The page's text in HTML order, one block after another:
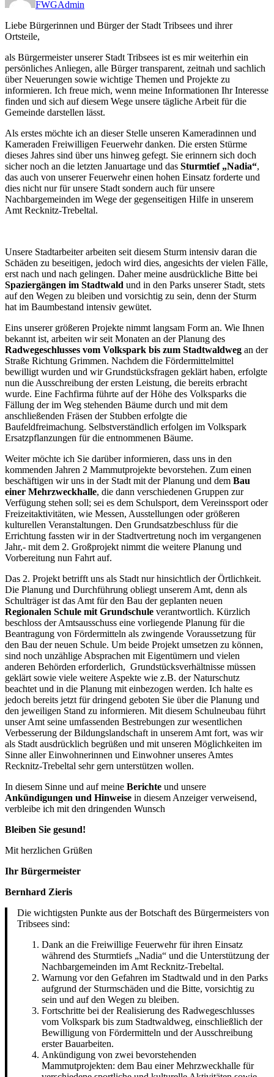
FWGAdmin
Liebe Bürgerinnen und Bürger der Stadt Tribsees und ihrer
Ortsteile,
als Bürgermeister unserer Stadt Tribsees ist es mir weiterhin ein
persönliches Anliegen, alle Bürger transparent, zeitnah und sachlich
über Neuerungen sowie wichtige Themen und Projekte zu
informieren. Ich freue mich, wenn meine Informationen Ihr Interesse
finden und sich auf diesem Wege unsere tägliche Arbeit für die
Gemeinde darstellen lässt.
Als erstes möchte ich an dieser Stelle unseren Kameradinnen und
Kameraden Freiwilligen Feuerwehr danken. Die ersten Stürme
dieses Jahres sind über uns hinweg gefegt. Sie erinnern sich doch
sicher noch an die letzten Januartage und das Sturmtief „Nadia“,
das auch von unserer Feuerwehr einen hohen Einsatz forderte und
dies nicht nur für unsere Stadt sondern auch für unsere
Nachbargemeinden im Wege der gegenseitigen Hilfe in unserem
Amt Recknitz-Trebeltal.
Unsere Stadtarbeiter arbeiten seit diesem Sturm intensiv daran die
Schäden zu beseitigen, jedoch wird dies, angesichts der vielen Fälle,
erst nach und nach gelingen. Daher meine ausdrückliche Bitte bei
Spaziergängen im Stadtwald und in den Parks unserer Stadt, stets
auf den Wegen zu bleiben und vorsichtig zu sein, denn der Sturm
hat im Baumbestand intensiv gewütet.
Eins unserer größeren Projekte nimmt langsam Form an. Wie Ihnen
bekannt ist, arbeiten wir seit Monaten an der Planung des
Radwegeschlusses vom Volkspark bis zum Stadtwaldweg an der
Straße Richtung Grimmen. Nachdem die Fördermittelmittel
bewilligt wurden und wir Grundstücksfragen geklärt haben, erfolgte
nun die Ausschreibung der ersten Leistung, die bereits erbracht
wurde. Eine Fachfirma führte auf der Höhe des Volksparks die
Fällung der im Weg stehenden Bäume durch und mit dem
anschließenden Fräsen der Stubben erfolgte die
Baufeldfreimachung. Selbstverständlich erfolgen im Volkspark
Ersatzpflanzungen für die entnommenen Bäume.
Weiter möchte ich Sie darüber informieren, dass uns in den
kommenden Jahren 2 Mammutprojekte bevorstehen. Zum einen
beschäftigen wir uns in der Stadt mit der Planung und dem Bau
einer Mehrzweckhalle, die dann verschiedenen Gruppen zur
Verfügung stehen soll; sei es dem Schulsport, dem Vereinssport oder
Freizeitaktivitäten, wie Messen, Ausstellungen oder größeren
kulturellen Veranstaltungen. Den Grundsatzbeschluss für die
Errichtung fassten wir in der Stadtvertretung noch im vergangenen
Jahr,- mit dem 2. Großprojekt nimmt die weitere Planung und
Vorbereitung nun Fahrt auf.
Das 2. Projekt betrifft uns als Stadt nur hinsichtlich der Örtlichkeit.
Die Planung und Durchführung obliegt unserem Amt, denn als
Schulträger ist das Amt für den Bau der geplanten neuen
Regionalen Schule mit Grundschule verantwortlich. Kürzlich
beschloss der Amtsausschuss eine vorliegende Planung für die
Beantragung von Fördermitteln als zwingende Voraussetzung für
den Bau der neuen Schule. Um beide Projekt umsetzen zu können,
sind noch unzählige Absprachen mit Eigentümern und vielen
anderen Behörden erforderlich, Grundstücksverhältnisse müssen
geklärt sowie viele weitere Aspekte wie z.B. der Naturschutz
beachtet und in die Planung mit einbezogen werden. Ich halte es
jedoch bereits jetzt für dringend geboten Sie über die Planung und
den jeweiligen Stand zu informieren. Mit diesem Schulneubau führt
unser Amt seine umfassenden Bestrebungen zur wesentlichen
Verbesserung der Bildungslandschaft in unserem Amt fort, was wir
als Stadt ausdrücklich begrüßen und mit unseren Möglichkeiten im
Sinne aller Einwohnerinnen und Einwohner unseres Amtes
Recknitz-Trebeltal sehr gern unterstützen wollen.
In diesem Sinne und auf meine Berichte und unsere
Ankündigungen und Hinweise in diesem Anzeiger verweisend,
verbleibe ich mit den dringenden Wunsch
Bleiben Sie gesund!
Mit herzlichen Grüßen
Ihr Bürgermeister
Bernhard Zieris
Die wichtigsten Punkte aus der Botschaft des Bürgermeisters von
Tribsees sind:
Dank an die Freiwillige Feuerwehr für ihren Einsatz
während des Sturmtiefs „Nadia“ und die Unterstützung der
Nachbargemeinden im Amt Recknitz-Trebeltal.
Warnung vor den Gefahren im Stadtwald und in den Parks
aufgrund der Sturmschäden und die Bitte, vorsichtig zu
sein und auf den Wegen zu bleiben.
Fortschritte bei der Realisierung des Radwegeschlusses
vom Volkspark bis zum Stadtwaldweg, einschließlich der
Bewilligung von Fördermitteln und der Ausschreibung
erster Bauarbeiten.
Ankündigung von zwei bevorstehenden
Mammutprojekten: dem Bau einer Mehrzweckhalle für